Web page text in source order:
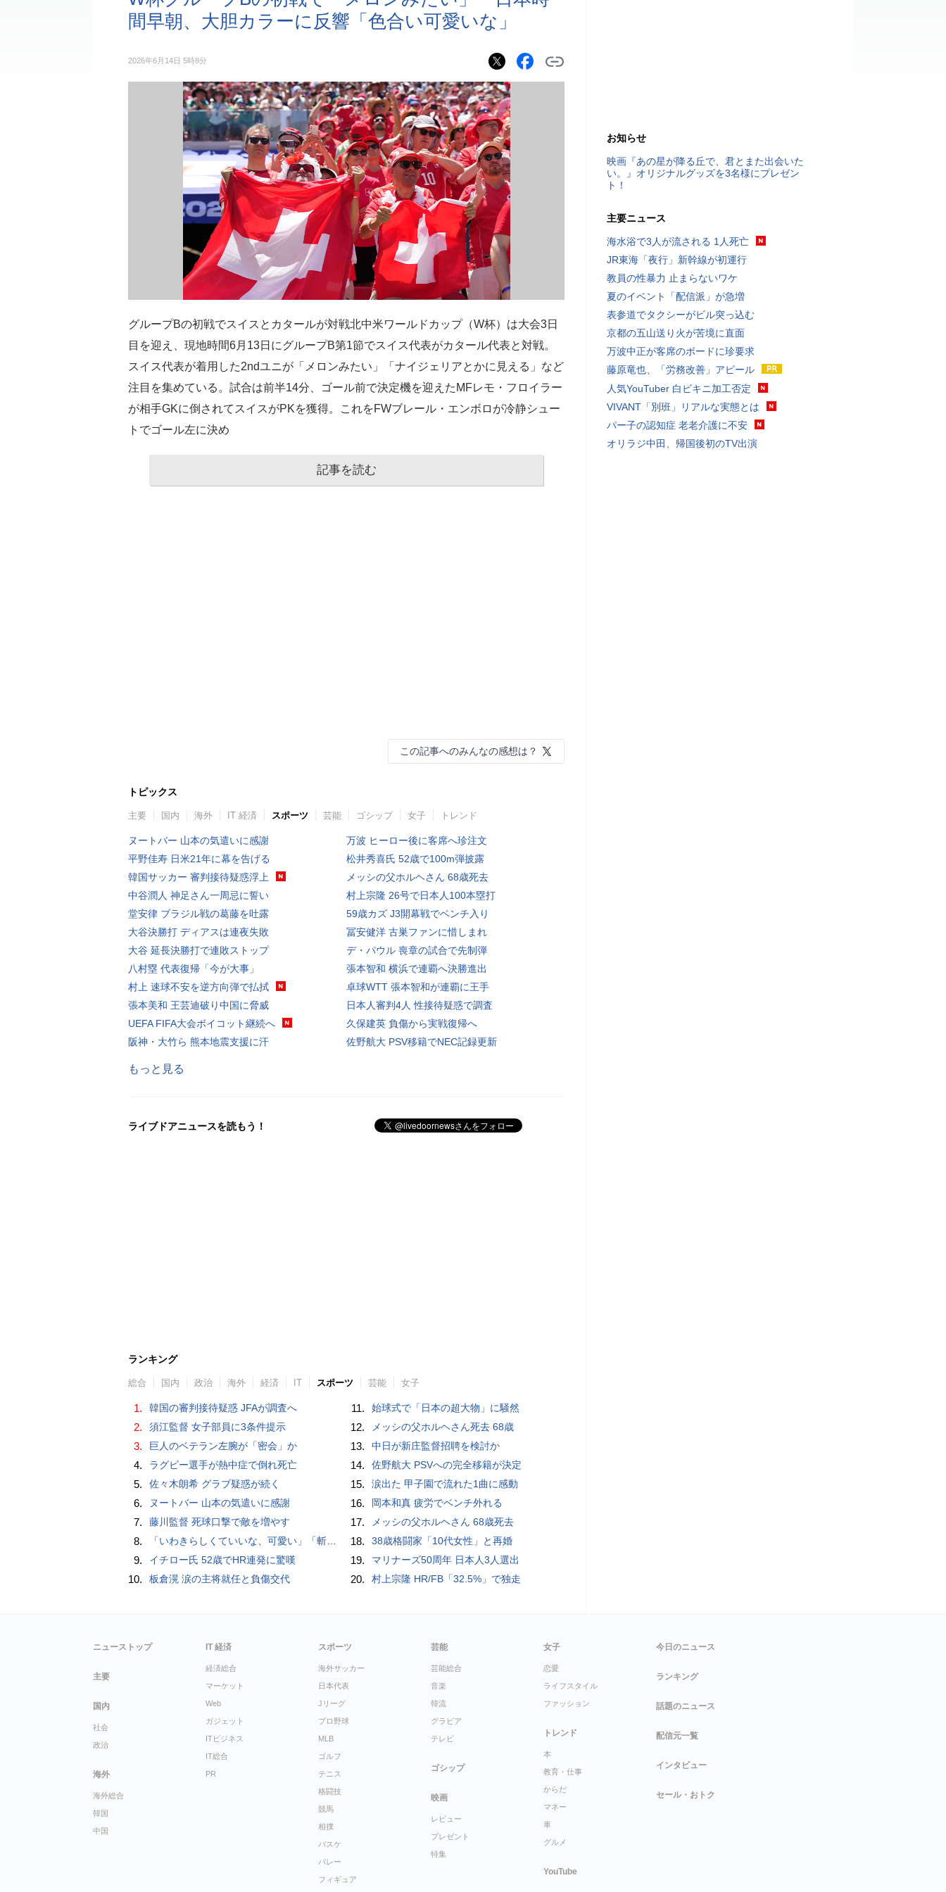
間早朝、大胆カラーに反響「色合い可愛いな」
2026年6月14日 5時8分
グループBの初戦でスイスとカタールが対戦北中米ワールドカップ（W杯）は大会3日
目を迎え、現地時間6月13日にグループB第1節でスイス代表がカタール代表と対戦。
スイス代表が着用した2ndユニが「メロンみたい」「ナイジェリアとかに見える」など
注目を集めている。試合は前半14分、ゴール前で決定機を迎えたMFレモ・フロイラー
が相手GKに倒されてスイスがPKを獲得。これをFWブレール・エンボロが冷静シュー
トでゴール左に決め
記事を読む
この記事へのみんなの感想は？
トピックス
主要 国内 海外 IT 経済 スポーツ 芸能 ゴシップ 女子 トレンド
ヌートバー 山本の気遣いに感謝
平野佳寿 日米21年に幕を告げる
韓国サッカー 審判接待疑惑浮上
中谷潤人 神足さん一周忌に誓い
堂安律 ブラジル戦の葛藤を吐露
大谷決勝打 ディアスは連夜失敗
大谷 延長決勝打で連敗ストップ
八村塁 代表復帰「今が大事」
村上 速球不安を逆方向弾で払拭
張本美和 王芸迪破り中国に脅威
UEFA FIFA大会ボイコット継続へ
阪神・大竹ら 熊本地震支援に汗
万波 ヒーロー後に客席へ珍注文
松井秀喜氏 52歳で100m弾披露
メッシの父ホルヘさん 68歳死去
村上宗隆 26号で日本人100本塁打
59歳カズ J3開幕戦でベンチ入り
冨安健洋 古巣ファンに惜しまれ
デ・パウル 喪章の試合で先制弾
張本智和 横浜で連覇へ決勝進出
卓球WTT 張本智和が連覇に王手
日本人審判4人 性接待疑惑で調査
久保建英 負傷から実戦復帰へ
佐野航大 PSV移籍でNEC記録更新
もっと見る
ライブドアニュースを読もう！
ランキング
総合 国内 政治 海外 経済 IT スポーツ 芸能 女子
1. 韓国の審判接待疑惑 JFAが調査へ
2. 須江監督 女子部員に3条件提示
3. 巨人のベテラン左腕が「密会」か
4. ラグビー選手が熱中症で倒れ死亡
5. 佐々木朗希 グラブ疑惑が続く
6. ヌートバー 山本の気遣いに感謝
7. 藤川監督 死球口撃で敵を増やす
8. 「いわきらしくていいな、可愛い」「斬新」初出場初勝利の東日本国際大昌平、アルプス彩ったフラダンス部の応援に反響 部員は感無量「夢を見ているよう」
9. イチロー氏 52歳でHR連発に驚嘆
10. 板倉滉 涙の主将就任と負傷交代
11. 始球式で「日本の超大物」に騒然
12. メッシの父ホルヘさん死去 68歳
13. 中日が新庄監督招聘を検討か
14. 佐野航大 PSVへの完全移籍が決定
15. 涙出た 甲子園で流れた1曲に感動
16. 岡本和真 疲労でベンチ外れる
17. メッシの父ホルヘさん 68歳死去
18. 38歳格闘家「10代女性」と再婚
19. マリナーズ50周年 日本人3人選出
20. 村上宗隆 HR/FB「32.5%」で独走
お知らせ
映画『あの星が降る丘で、君とまた出会いた
い。』オリジナルグッズを3名様にプレゼン
ト！
主要ニュース
海水浴で3人が流される 1人死亡
JR東海「夜行」新幹線が初運行
教員の性暴力 止まらないワケ
夏のイベント「配信派」が急増
表参道でタクシーがビル突っ込む
京都の五山送り火が苦境に直面
万波中正が客席のボードに珍要求
藤原竜也、「労務改善」アピール
人気YouTuber 白ビキニ加工否定
VIVANT「別班」リアルな実態とは
パー子の認知症 老老介護に不安
オリラジ中田、帰国後初のTV出演
ニューストップ
主要
国内
社会
政治
海外
海外総合
韓国
中国
IT 経済
経済総合
マーケット
Web
ガジェット
ITビジネス
IT総合
PR
スポーツ
海外サッカー
日本代表
Jリーグ
プロ野球
MLB
ゴルフ
テニス
格闘技
競馬
相撲
バスケ
バレー
フィギュア
芸能
芸能総合
音楽
韓流
グラビア
テレビ
ゴシップ
映画
レビュー
プレゼント
特集
女子
恋愛
ライフスタイル
ファッション
トレンド
本
教育・仕事
からだ
マネー
車
グルメ
YouTube
今日のニュース
ランキング
話題のニュース
配信元一覧
インタビュー
セール・おトク